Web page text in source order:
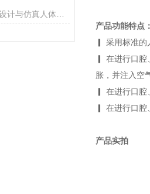
产品功能特点
▎ 采用标准的
▎ 在进行口腔
胀，并注入空
▎ 在进行口腔
▎ 在进行口腔
产品实拍